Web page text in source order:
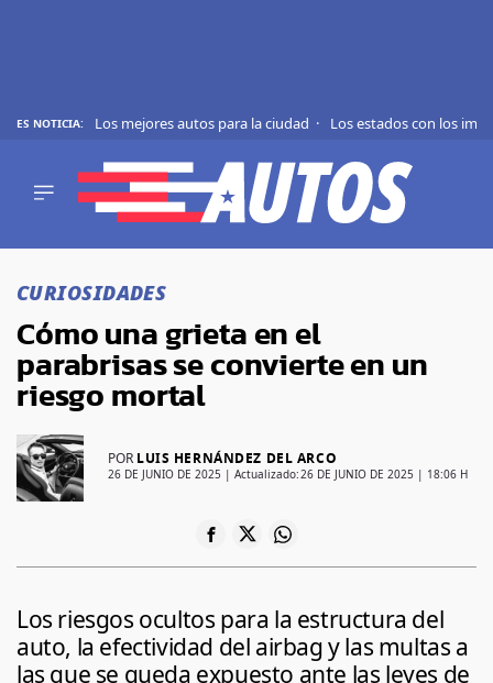
ES NOTICIA: Los mejores autos para la ciudad Los estados con los
SHOWS
CURIOSIDADES
MARCAS
RANKINGS
SÍGUENOS
CURIOSIDADES
Cómo una grieta en el
parabrisas se convierte en un
riesgo mortal
POR LUIS HERNÁNDEZ DEL ARCO
26 DE JUNIO DE 2025 | Actualizado: 26 DE JUNIO DE 2025 | 18:06 H
Los riesgos ocultos para la estructura del
auto, la efectividad del airbag y las multas a
las que se queda expuesto ante las leyes de